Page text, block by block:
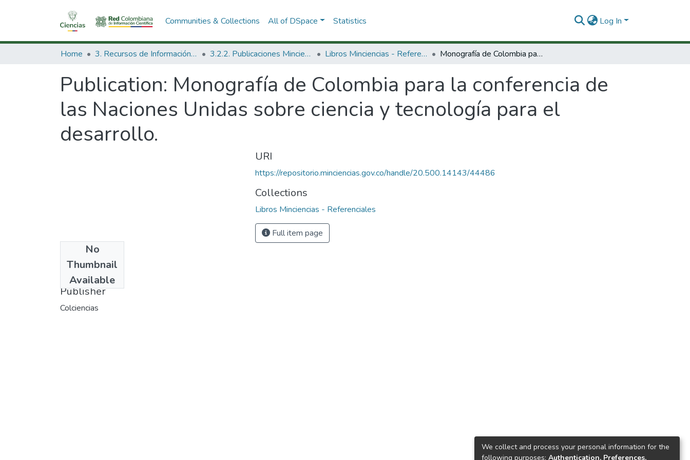
Communities & Collections All of DSpace Statistics Log In
Home 3. Recursos de Información Científica y Tecnológica 3.2.2. Publicaciones Minciencias Libros Minciencias - Referenciales Monografía de Colombia para la conferencia de las Naciones Unidas sobre ciencia y tecnología para el desarrollo.
Publication: Monografía de Colombia para la conferencia de
las Naciones Unidas sobre ciencia y tecnología para el
desarrollo.
No
Thumbnail
Available
1978
Publisher
Colciencias
URI
https://repositorio.minciencias.gov.co/handle/20.500.14143/44486
Collections
Libros Minciencias - Referenciales
Full item page
We collect and process your personal information for the
following purposes: Authentication, Preferences,